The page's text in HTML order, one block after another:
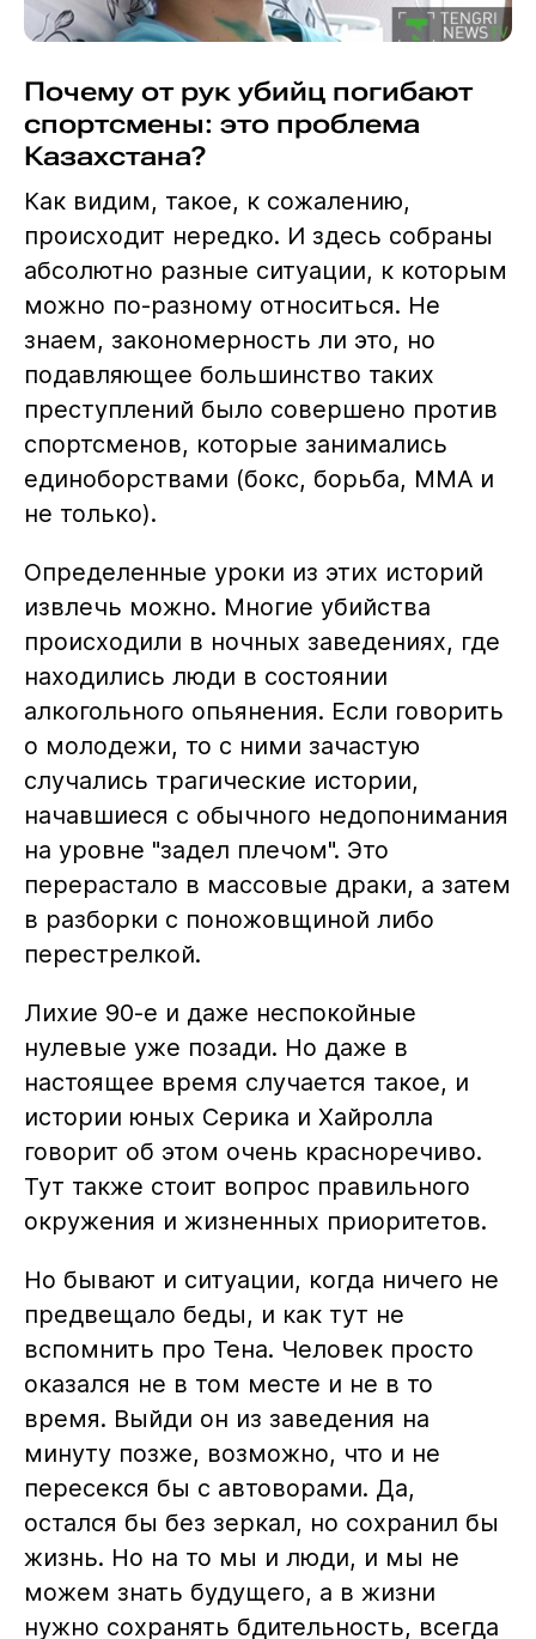
Почему от рук убийц погибают
спортсмены: это проблема
Казахстана?
Как видим, такое, к сожалению,
происходит нередко. И здесь собраны
абсолютно разные ситуации, к которым
можно по-разному относиться. Не
знаем, закономерность ли это, но
подавляющее большинство таких
преступлений было совершено против
спортсменов, которые занимались
единоборствами (бокс, борьба, ММА и
не только).
Определенные уроки из этих историй
извлечь можно. Многие убийства
происходили в ночных заведениях, где
находились люди в состоянии
алкогольного опьянения. Если говорить
о молодежи, то с ними зачастую
случались трагические истории,
начавшиеся с обычного недопонимания
на уровне "задел плечом". Это
перерастало в массовые драки, а затем
в разборки с поножовщиной либо
перестрелкой.
Лихие 90-е и даже неспокойные
нулевые уже позади. Но даже в
настоящее время случается такое, и
истории юных Серика и Хайролла
говорит об этом очень красноречиво.
Тут также стоит вопрос правильного
окружения и жизненных приоритетов.
Но бывают и ситуации, когда ничего не
предвещало беды, и как тут не
вспомнить про Тена. Человек просто
оказался не в том месте и не в то
время. Выйди он из заведения на
минуту позже, возможно, что и не
пересекся бы с автоворами. Да,
остался бы без зеркал, но сохранил бы
жизнь. Но на то мы и люди, и мы не
можем знать будущего, а в жизни
нужно сохранять бдительность, всегда